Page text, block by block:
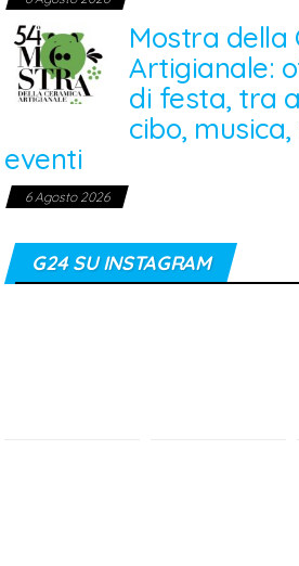
Mostra della
Artigianale:
di festa, tra
cibo,
eventi
6 Agosto 2026
G24 SU INSTAGRAM